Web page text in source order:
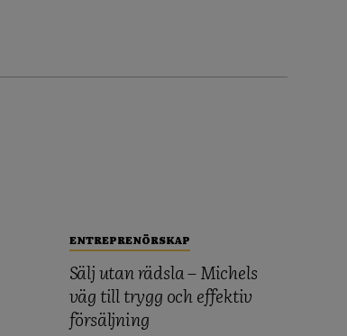
ENTREPRENÖRSKAP
Sälj utan rädsla – Michels
väg till trygg och effektiv
försäljning